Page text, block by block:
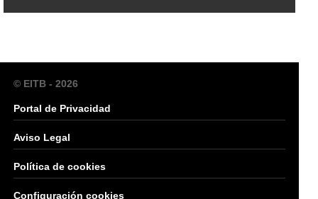
© EITB - 2026
Portal de Privacidad
Aviso Legal
Política de cookies
Configuración cookies